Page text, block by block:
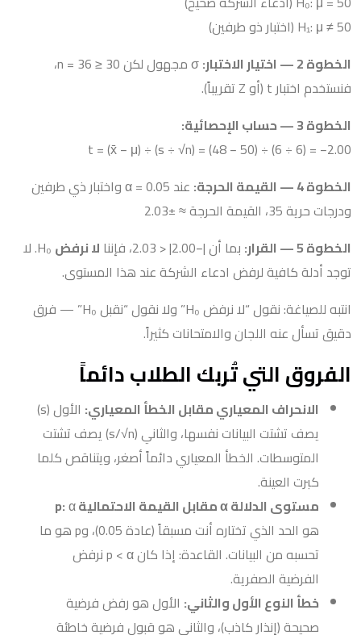
H₁: μ ≠ 50 (اختبار ذو طرفين)
الخطوة 2 — اختيار الاختبار:
σ مجهول لكن n = 36 ≥ 30،
فنستخدم اختبار t (أو Z تقريباً).
الخطوة 3 — حساب الإحصائية:
t = (x̄ − μ) ÷ (s ÷ √n) = (48 − 50) ÷ (6 ÷ 6) = −2.00
الخطوة 4 — القيمة الحرجة:
عند α = 0.05 واختبار ذي طرفين
ودرجات حرية 35، القيمة الحرجة ≈ ±2.03
الخطوة 5 — القرار:
بما أن |−2.00| < 2.03، فإننا لا نرفض
H₀. لا
توجد أدلة كافية لرفض ادعاء الشركة عند هذا المستوى.
انتبه للصياغة: نقول “لا نرفض H₀” ولا نقول “نقبل H₀” — فرق
دقيق تسأل عنه اللجان والامتحانات كثيراً.
الفروق التي تُربك الطلاب دائماً
الانحراف المعياري مقابل الخطأ المعياري:
الأول (s)
يصف تشتت البيانات نفسها، والثاني (s/√n) يصف تشتت
المتوسطات. الخطأ المعياري دائماً أصغر، ويتناقص كلما
كبرت العينة.
مستوى الدلالة α مقابل القيمة الاحتمالية p:
α
هو الحد الذي تختاره أنت مسبقاً (عادة 0.05)، وp هو ما
تحسبه من البيانات. القاعدة: إذا كان p < α نرفض
الفرضية الصفرية.
خطأ النوع الأول والثاني: الأول هو رفض فرضية
صحيحة (إنذار كاذب)، والثاني هو قبول فرضية خاطئة